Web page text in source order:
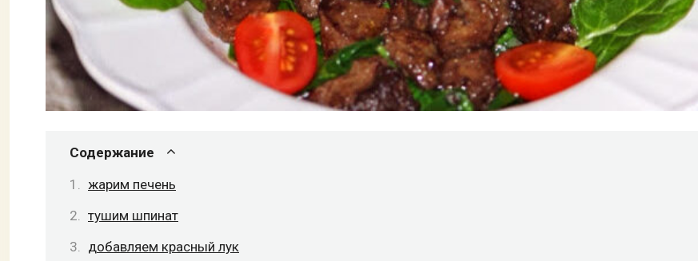
Содержание
жарим печень
тушим шпинат
добавляем красный лук